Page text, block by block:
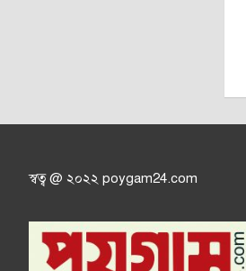
স্বত্ব @ ২০২২ poygam24.com